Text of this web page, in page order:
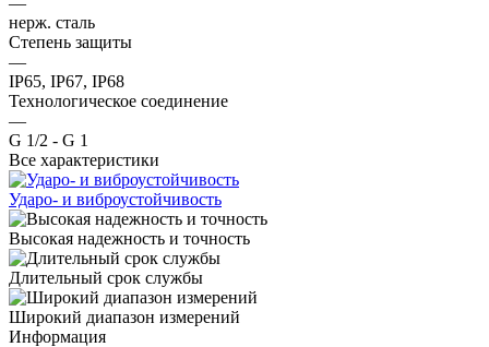
нерж. сталь
Степень защиты
—
IP65, IP67, IP68
Технологическое соединение
—
G 1/2 - G 1
Все характеристики
Ударо- и виброустойчивость
Высокая надежность и точность
Длительный срок службы
Широкий диапазон измерений
Информация